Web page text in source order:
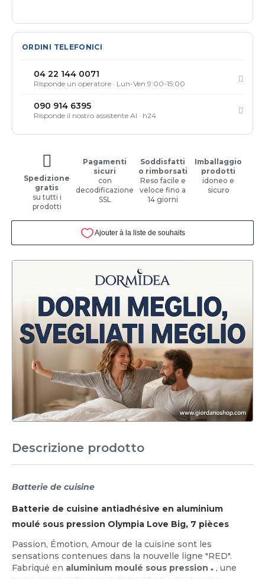
ORDINI TELEFONICI
04 22 144 0071
Risponde un operatore · Lun-Ven 9:00-15:00
090 914 6395
Risponde il nostro assistente AI · h24
Spedizione
gratis
su tutti i
prodotti
Pagamenti
sicuri
con
decodificazione
SSL
Soddisfatti
o rimborsati
Reso facile e
veloce fino a
14 giorni
Imballaggio
prodotti
idoneo e
sicuro
Descrizione prodotto
Batterie de cuisine
Batterie de cuisine antiadhésive en aluminium
moulé sous pression Olympia Love Big, 7 pièces
Passion, Émotion, Amour de la cuisine sont les
sensations contenues dans la nouvelle ligne "RED".
Fabriqué en aluminium moulé sous pression * , une